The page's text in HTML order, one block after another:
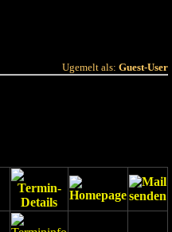
Ugemelt als: Guest-User